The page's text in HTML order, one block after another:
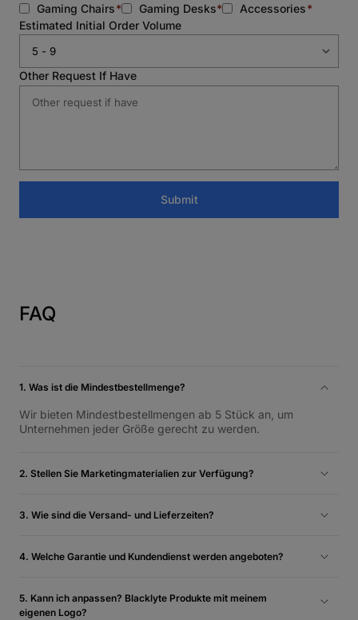
Gaming Chairs
Gaming Desks
Accessories
Estimated Initial Order Volume
Other Request If Have
Submit
FAQ
1. Was ist die Mindestbestellmenge?
Wir bieten Mindestbestellmengen ab 5 Stück an, um
Unternehmen jeder Größe gerecht zu werden.
2. Stellen Sie Marketingmaterialien zur Verfügung?
Videos und Co-Branding-Assets für lokale Werbeaktionen.
3. Wie sind die Versand- und Lieferzeiten?
4. Welche Garantie und Kundendienst werden angeboten?
umfassenden After-Sales-Support, um Ihren Kunden ein
reibungsloses Erlebnis zu gewährleisten.
5. Kann ich anpassen? Blacklyte Produkte mit meinem
eigenen Logo?